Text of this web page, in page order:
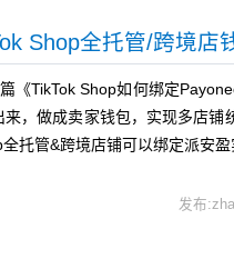
Shop全托管/跨境店
TikTok Shop如何绑定
，做成卖家钱包，实现多店
托管&跨境店铺可以绑定派安
发布